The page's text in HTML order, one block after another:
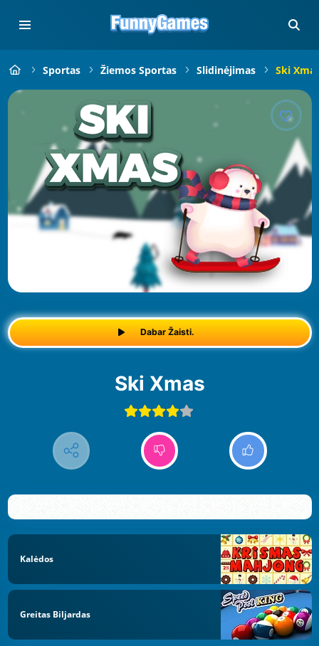
Sportas Žiemos Sportas Slidinėjimas Ski
Dabar Žaisti.
Ski Xmas
Kalėdos
Greitas Biljardas